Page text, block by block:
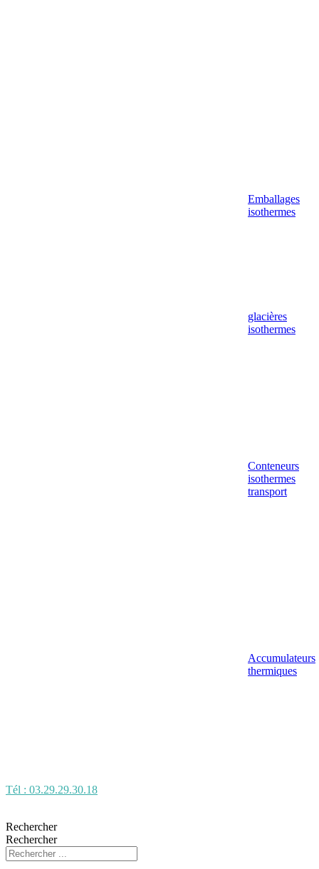
Emballages
isothermes
glacières
isothermes
Conteneurs
isothermes
transport
Accumulateurs
thermiques
Tél : 03.29.29.30.18
Rechercher
Rechercher